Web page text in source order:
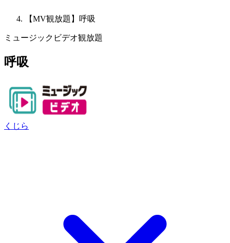
【MV観放題】呼吸
ミュージックビデオ観放題
呼吸
くじら